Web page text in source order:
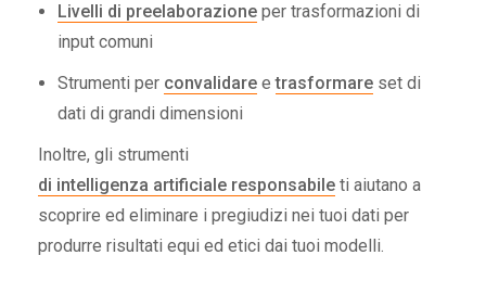
Livelli di preelaborazione per trasformazioni di
input comuni
Strumenti per convalidare etrasformare set di
dati di grandi dimensioni
Inoltre, gli strumenti
di intelligenza artificiale responsabile ti aiutano a
scoprire ed eliminare i pregiudizi nei tuoi dati per
produrre risultati equi ed etici dai tuoi modelli.